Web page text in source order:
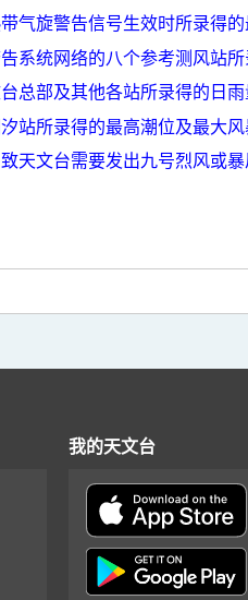
气旋警告信号生效时所录得
系统网络的八个参考测风站
总部及其他各站所录得的日雨
站所录得的最高潮位及最大风
天文台需要发出九号烈风或
我的天文台